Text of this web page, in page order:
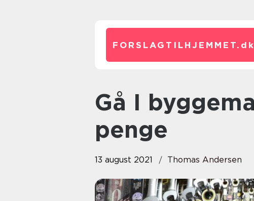
FORSLAGTILHJEMMET. dk
Gå I byggemarkedet og spar
penge
13 august 2021 Thomas Andersen